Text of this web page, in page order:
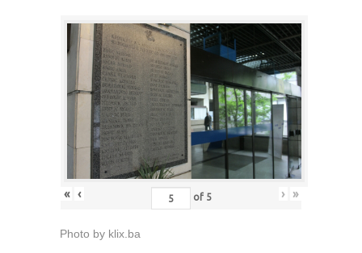
« ‹ of 5 › »
Photo by klix.ba